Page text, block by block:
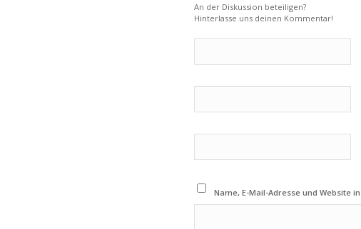
An der Diskussion beteiligen?
Hinterlasse uns deinen Kommentar!
Name, E-Mail-Adresse und Website